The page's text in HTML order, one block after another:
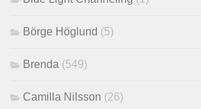
Börge Höglund (5)
Brenda (549)
Camilla Nilsson (26)